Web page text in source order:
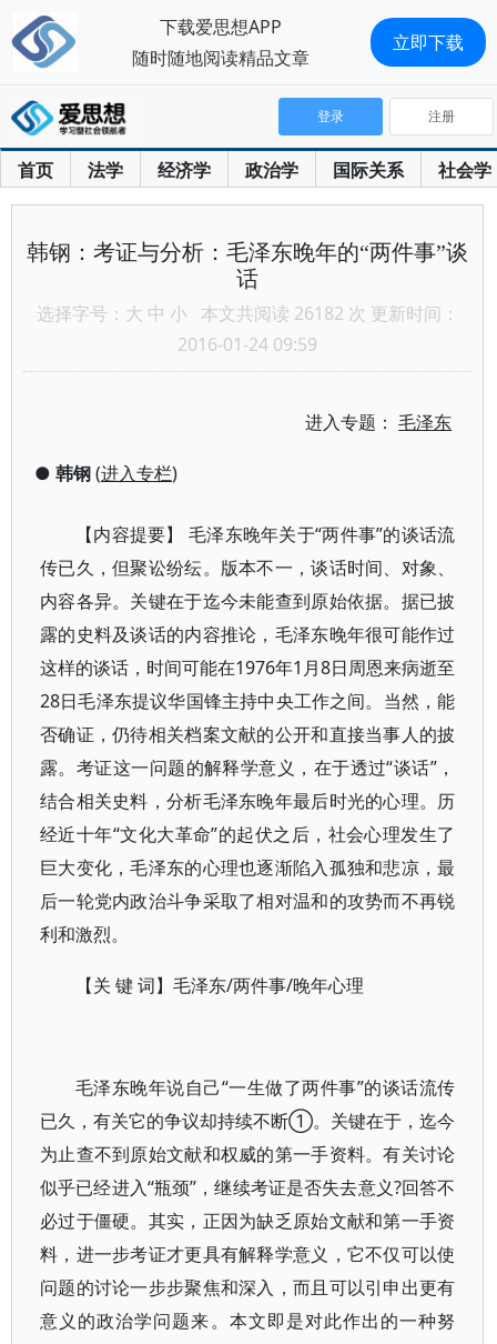
首页 法学 经济学 政治学 国际关系 社会学
登录 注册
韩钢：考证与分析：毛泽东晚年的“两件事”谈
话
选择字号： 大 中 小 本文共阅读 26182 次 更新时间：
2016-01-24 09:59
进入专题：毛泽东
● 韩钢(进入专栏)
【内容提要】 毛泽东晚年关于“两件事”的谈话流
传已久，但聚讼纷纭。版本不一，谈话时间、对象、
内容各异。关键在于迄今未能查到原始依据。据已披
露的史料及谈话的内容推论，毛泽东晚年很可能作过
这样的谈话，时间可能在1976年1月8日周恩来病逝至
28日毛泽东提议华国锋主持中央工作之间。当然，能
否确证，仍待相关档案文献的公开和直接当事人的披
露。考证这一问题的解释学意义，在于透过“谈话”，
结合相关史料，分析毛泽东晚年最后时光的心理。历
经近十年“文化大革命”的起伏之后，社会心理发生了
巨大变化，毛泽东的心理也逐渐陷入孤独和悲凉，最
后一轮党内政治斗争采取了相对温和的攻势而不再锐
利和激烈。
【关 键 词】毛泽东/两件事/晚年心理
毛泽东晚年说自己“一生做了两件事”的谈话流传
已久，有关它的争议却持续不断①。关键在于，迄今
为止查不到原始文献和权威的第一手资料。有关讨论
似乎已经进入“瓶颈”，继续考证是否失去意义?回答不
必过于僵硬。其实，正因为缺乏原始文献和第一手资
料，进一步考证才更具有解释学意义，它不仅可以使
问题的讨论一步步聚焦和深入，而且可以引申出更有
意义的政治学问题来。本文即是对此作出的一种努
下载爱思想APP
随时随地阅读精品文章
立即下载